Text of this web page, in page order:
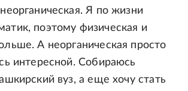
Я по жизни
поэтому физическая и
А неорганическая просто
интересной. Собираюсь
вуз, а еще хочу стать